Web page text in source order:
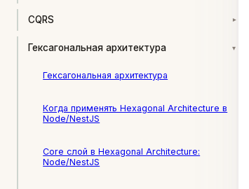
CQRS ▾
Гексагональная архитектура ▾
Гексагональная архитектура
Когда применять Hexagonal Architecture в
Node/NestJS
Core слой в Hexagonal Architecture:
Node/NestJS